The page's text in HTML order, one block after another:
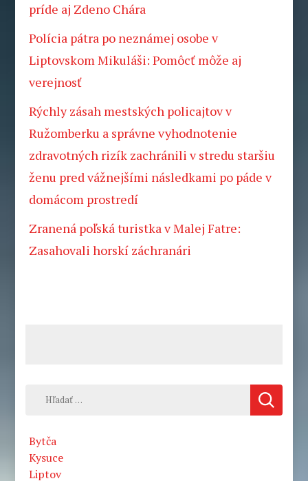
príde aj Zdeno Chára
Polícia pátra po neznámej osobe v
Liptovskom Mikuláši: Pomôcť môže aj
verejnosť
Rýchly zásah mestských policajtov v
Ružomberku a správne vyhodnotenie
zdravotných rizík zachránili v stredu staršiu
ženu pred vážnejšími následkami po páde v
domácom prostredí
Zranená poľská turistka v Malej Fatre:
Zasahovali horskí záchranári
Hľadať:
Bytča
Kysuce
Liptov